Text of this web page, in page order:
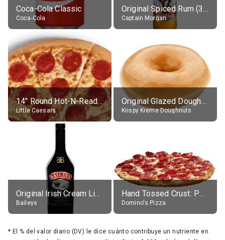
Coca-Cola Classic
Coca-Cola
Original Spiced Rum (35% alc.)
Captain Morgan
14" Round Hot-N-Ready Pepperoni Pizza
Little Caesars
Original Glazed Doughnut
Krispy Kreme Doughnuts
Original Irish Cream Liqueur (17% alc.)
Baileys
Hand Tossed Crust: Pepperoni Pizza (Large 14")
Domino's Pizza
* El % del valor diario (DV) le dice cuánto contribuye un nutriente en